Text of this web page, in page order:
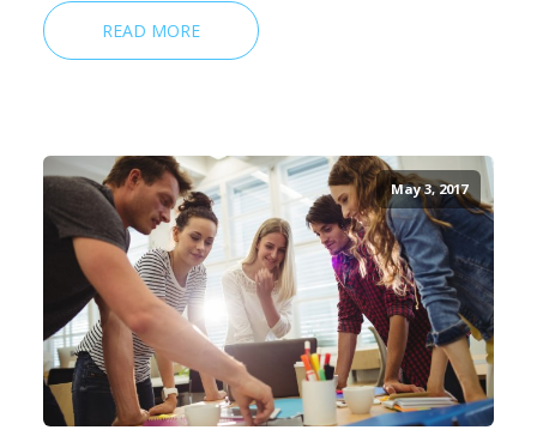
READ MORE
May 3, 2017